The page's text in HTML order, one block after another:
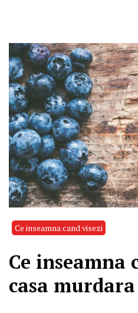
Ce inseamna cand visezi
Ce inseamna
casa murdara